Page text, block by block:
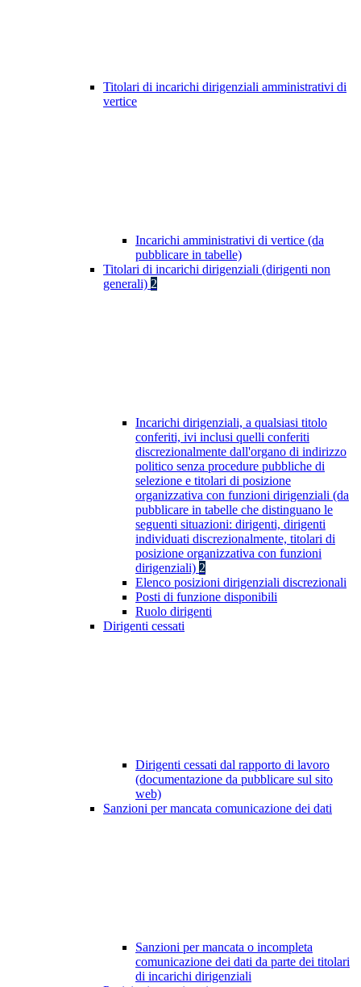
Titolari di incarichi dirigenziali amministrativi di
vertice
Incarichi amministrativi di vertice (da
pubblicare in tabelle)
Titolari di incarichi dirigenziali (dirigenti non
generali) 2
Incarichi dirigenziali, a qualsiasi titolo
conferiti, ivi inclusi quelli conferiti
discrezionalmente dall'organo di indirizzo
politico senza procedure pubbliche di
selezione e titolari di posizione
organizzativa con funzioni dirigenziali (da
pubblicare in tabelle che distinguano le
seguenti situazioni: dirigenti, dirigenti
individuati discrezionalmente, titolari di
posizione organizzativa con funzioni
dirigenziali) 2
Elenco posizioni dirigenziali discrezionali
Posti di funzione disponibili
Ruolo dirigenti
Dirigenti cessati
Dirigenti cessati dal rapporto di lavoro
(documentazione da pubblicare sul sito
web)
Sanzioni per mancata comunicazione dei dati
Sanzioni per mancata o incompleta
comunicazione dei dati da parte dei titolari
di incarichi dirigenziali